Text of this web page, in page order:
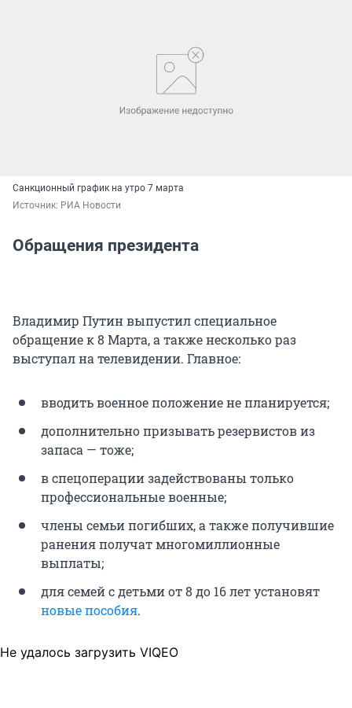
Санкционный график на утро 7 марта
Источник: РИА Новости
Обращения президента
Владимир Путин выпустил специальное
обращение к 8 Марта, а также несколько раз
выступал на телевидении. Главное:
вводить военное положение не планируется;
дополнительно призывать резервистов из
запаса — тоже;
в спецоперации задействованы только
профессиональные военные;
члены семьи погибших, а также получившие
ранения получат многомиллионные
выплаты;
для семей с детьми от 8 до 16 лет установят
новые пособия.
Не удалось загрузить VIQEO